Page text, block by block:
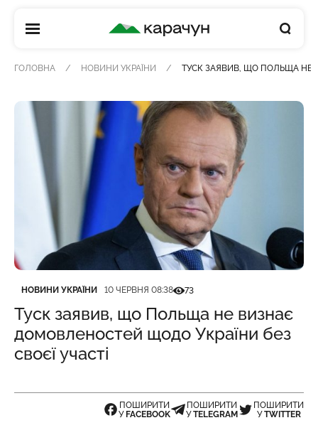
КАРАЧУН
ГОЛОВНА НОВИНИ УКРАЇНИ ТУСК ЗАЯВИВ, ЩО ПОЛЬЩА НЕ
Категорія
НОВИНИ УКРАЇНИ
Дата публікації 10 ЧЕРВНЯ 08:38Кількість переглядів
73
Туск заявив, що Польща не визнає
домовленостей щодо України без
своєї участі
ПОШИРИТИ
У FACEBOOK
ПОШИРИТИ
УTELEGRAM
ПОШИРИТИ
УTWITTER